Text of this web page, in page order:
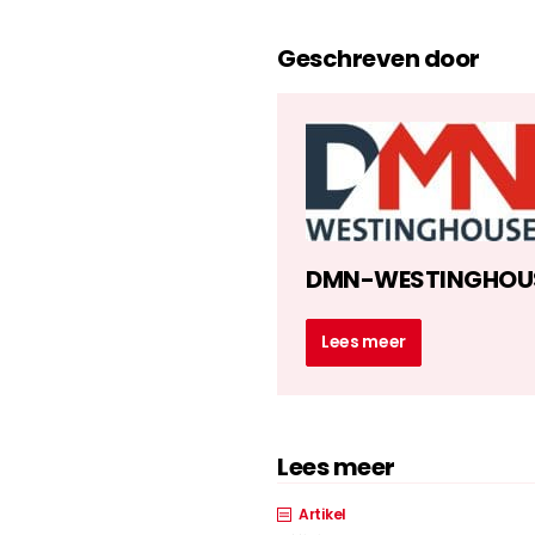
Geschreven door
DMN-
Lees meer
Lees meer
Artikel